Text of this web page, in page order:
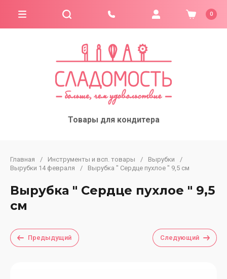
Товары для кондитера
0
Главная / Инструменты и всп. товары / Вырубки
/
Вырубки 14 февраля
/ Вырубка " Сердце пухлое " 9,5 см
Вырубка " Сердце пухлое " 9,5
см
Предыдущий Следующий